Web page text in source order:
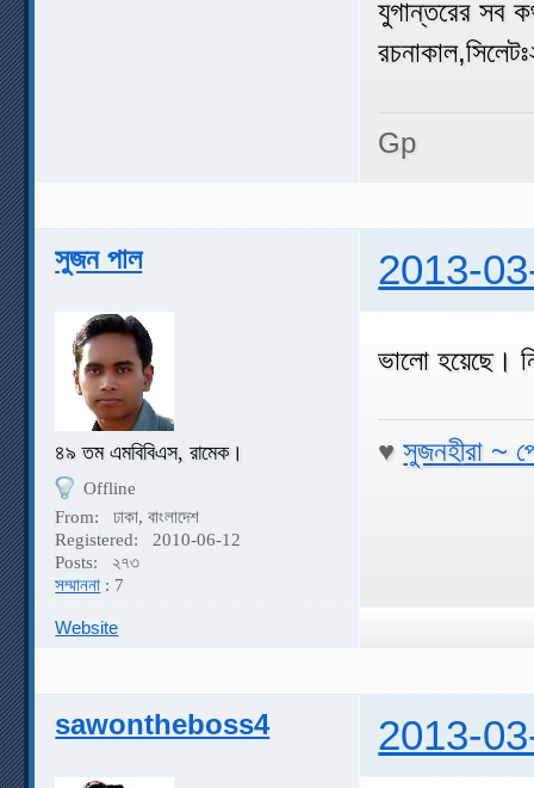
যুগান্তরের সব
Gp
সুজন পাল 2013-
৪৯ তম এমবিবিএস, রামেক।
Offline
From:
ঢাকা, বাংলাদেশ
Registered:
2010-06-12
Posts:
২৭৩
সম্মাননা : 7
ভালো হয়েছে।
♥সুজনহীরা ~
Website
sawontheboss4 2013-